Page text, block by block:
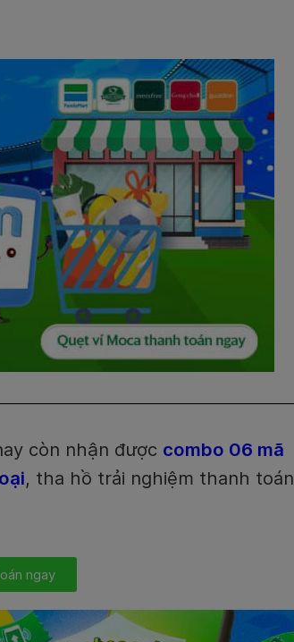
còn nhận được combo 06 mã
, tha hồ trải nghiệm thanh toán
ngay